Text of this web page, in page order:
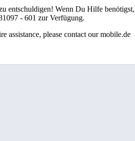
entschuldigen! Wenn Du Hilfe benötigst,
- 601 zur Verfügung.
assistance, please contact our mobile.de